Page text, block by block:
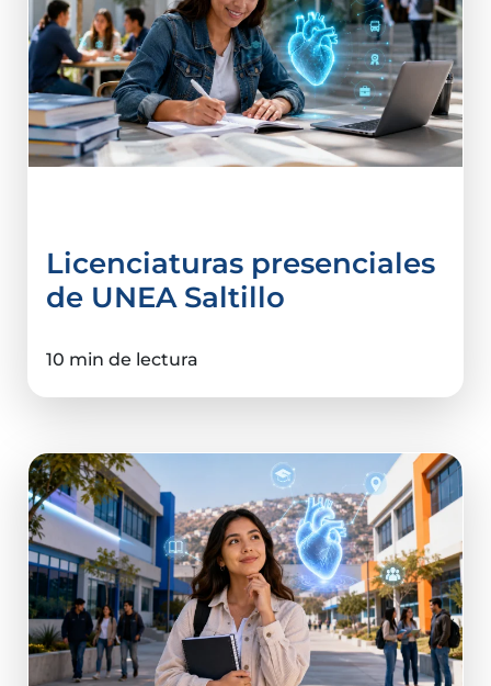
Licenciaturas presenciales
de UNEA Saltillo
10 min de lectura